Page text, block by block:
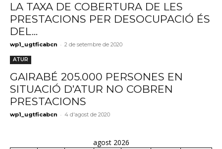
LA TAXA DE COBERTURA DE LES
PRESTACIONS PER DESOCUPACIÓ ÉS
DEL...
wp1_ugtficabcn - 2 de setembre de 2020
ATUR
GAIRABÉ 205.000 PERSONES EN
SITUACIÓ D’ATUR NO COBREN
PRESTACIONS
wp1_ugtficabcn - 4 d'agost de 2020
agost 2026